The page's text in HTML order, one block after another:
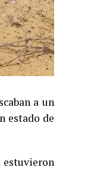
a un
estado de
estuvieron